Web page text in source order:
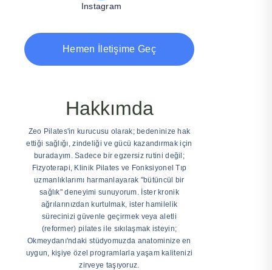
Instagram
Hemen İletişime Geç
Hakkımda
Zeo Pilates'in kurucusu olarak; bedeninize hak
ettiği sağlığı, zindeliği ve gücü kazandırmak için
buradayım. Sadece bir egzersiz rutini değil;
Fizyoterapi, Klinik Pilates ve Fonksiyonel Tıp
uzmanlıklarımı harmanlayarak "bütüncül bir
sağlık" deneyimi sunuyorum. İster kronik
ağrılarınızdan kurtulmak, ister hamilelik
sürecinizi güvenle geçirmek veya aletli
(reformer) pilates ile sıkılaşmak isteyin;
Okmeydanı'ndaki stüdyomuzda anatominize en
uygun, kişiye özel programlarla yaşam kalitenizi
zirveye taşıyoruz.